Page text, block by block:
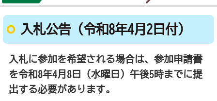
入札公告（令和8年4月2日付）
入札に参加を希望される場合は、参加申請書
を令和8年4月8日（水曜日）午後5時までに提
出する必要があります。